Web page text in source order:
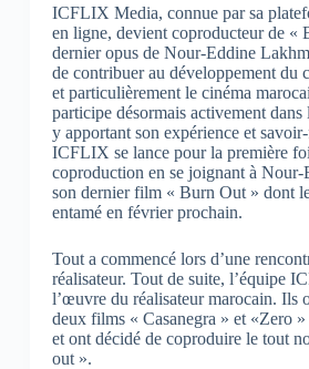
ICFLIX Media, connue par sa
en ligne, devient coproducteur de «
dernier opus de Nour-Eddine
de contribuer au développement du
et particulièrement le cinéma
participe désormais activement dans
y apportant son expérience et
ICFLIX se lance pour la première
coproduction en se joignant à
son dernier film « Burn Out » dont
entamé en février prochain.
Tout a commencé lors d’une
réalisateur. Tout de suite, l’équipe
l’œuvre du réalisateur marocain. Ils
deux films « Casanegra » et «Zero
et ont décidé de coproduire le tout
out ».